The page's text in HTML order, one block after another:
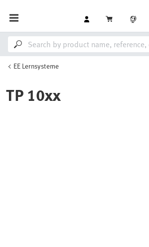
EE Lernsysteme
TP 10xx